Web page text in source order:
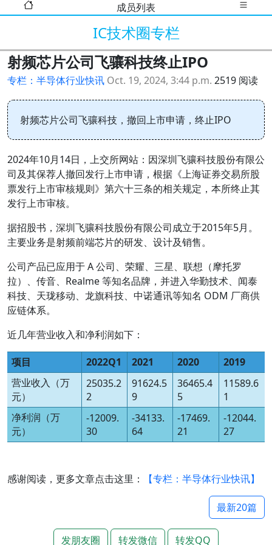
成员列表
IC技术圈专栏
射频芯片公司飞骧科技终止IPO
专栏：半导体行业快讯 Oct. 19, 2024, 3:44 p.m. 2519 阅读
射频芯片公司飞骧科技，撤回上市申请，终止IPO
2024年10月14日，上交所网站：因深圳飞骧科技股份有限公
司及其保荐人撤回发行上市申请，根据《上海证券交易所股
票发行上市审核规则》第六十三条的相关规定，本所终止其
发行上市审核。
据招股书，深圳飞骧科技股份有限公司成立于2015年5月。
主要业务是射频前端芯片的研发、设计及销售。
公司产品已应用于 A 公司、荣耀、三星、联想（摩托罗
拉）、传音、Realme 等知名品牌，并进入华勤技术、闻泰
科技、天珑移动、龙旗科技、中诺通讯等知名 ODM 厂商供
应链体系。
近几年营业收入和净利润如下：
项目 2022Q1 2021 2020
2019
营业收入（万
元）
25035.2
2
91624.5
9
36465.4
5
11589.6
1
净利润（万
元）
-12009.
30
-34133.
64
-17469.
21
-12044.
27
感谢阅读，更多文章点击这里： 【专栏：半导体行业快讯】
最新20篇
发朋友圈 转发微信 转发QQ